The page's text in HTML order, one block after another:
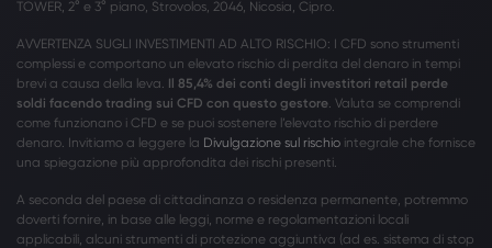
TOWER, 2° e 3° piano, Strovolos, 2046, Nicosia, Cipro.
AVVERTENZA SUGLI INVESTIMENTI AD ALTO RISCHIO: I CFD sono strumenti
complessi e comportano un elevato rischio di perdita del denaro in tempi
brevi a causa della leva. Il 85,4% dei conti degli investitori retail perde
soldi facendo trading sui CFD con questo gestore . Valuta se comprendi
come funzionano i CFD e se puoi sostenere l’elevato rischio di perdere
denaro. Invitiamo a leggere la Divulgazione sul rischio integrale che fornisce
una spiegazione più approfondita dei rischi presenti.
A seconda del paese di cittadinanza o residenza permanente, potremmo
doverti fornire, in base alle leggi, norme e regolamentazioni locali
applicabili, alcuni strumenti di protezione aggiuntiva (ad es. sistema di stop